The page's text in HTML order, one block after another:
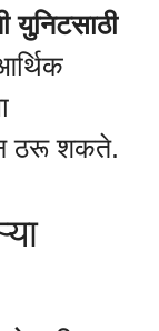
युनिटसाठी
ठरू शकते.